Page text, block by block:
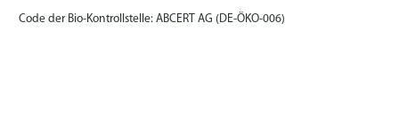
Code der Bio-Kontrollstelle: ABCERT AG (DE-ÖKO-006)